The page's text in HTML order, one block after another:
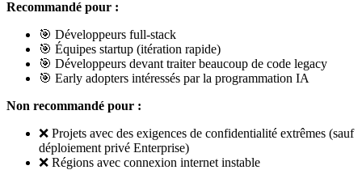
Recommandé pour :
🎯 Développeurs full-stack
🎯 Équipes startup (itération rapide)
🎯 Développeurs devant traiter beaucoup de code legacy
🎯 Early adopters intéressés par la programmation IA
Non recommandé pour :
❌ Projets avec des exigences de confidentialité extrêmes (sauf
déploiement privé Enterprise)
❌ Régions avec connexion internet instable